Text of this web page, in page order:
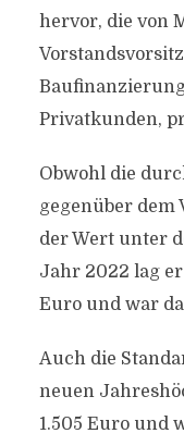
hervor, die von
Privatkunden,
Obwohl die
gegenüber dem
der Wert unter
Jahr 2022 lag
Euro und war
Auch die
neuen
1.505 Euro und